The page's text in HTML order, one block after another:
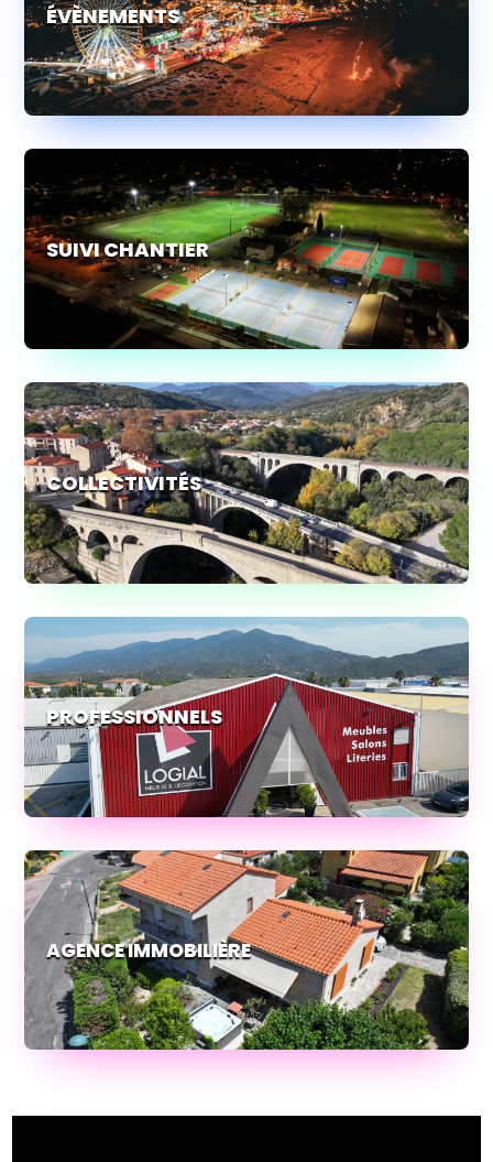
ÉVÈNEMENTS
SUIVI CHANTIER
COLLECTIVITÉS
PROFESSIONNELS
AGENCE IMMOBILIÈRE